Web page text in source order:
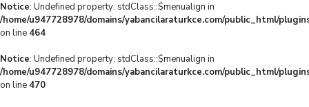
Notice: Undefined property: stdClass::$menualign in
/home/u947728978/domains/yabancilaraturkce.com/public_html/
on line 464
Notice: Undefined property: stdClass::$menualign in
/home/u947728978/domains/yabancilaraturkce.com/public_html/
on line 470